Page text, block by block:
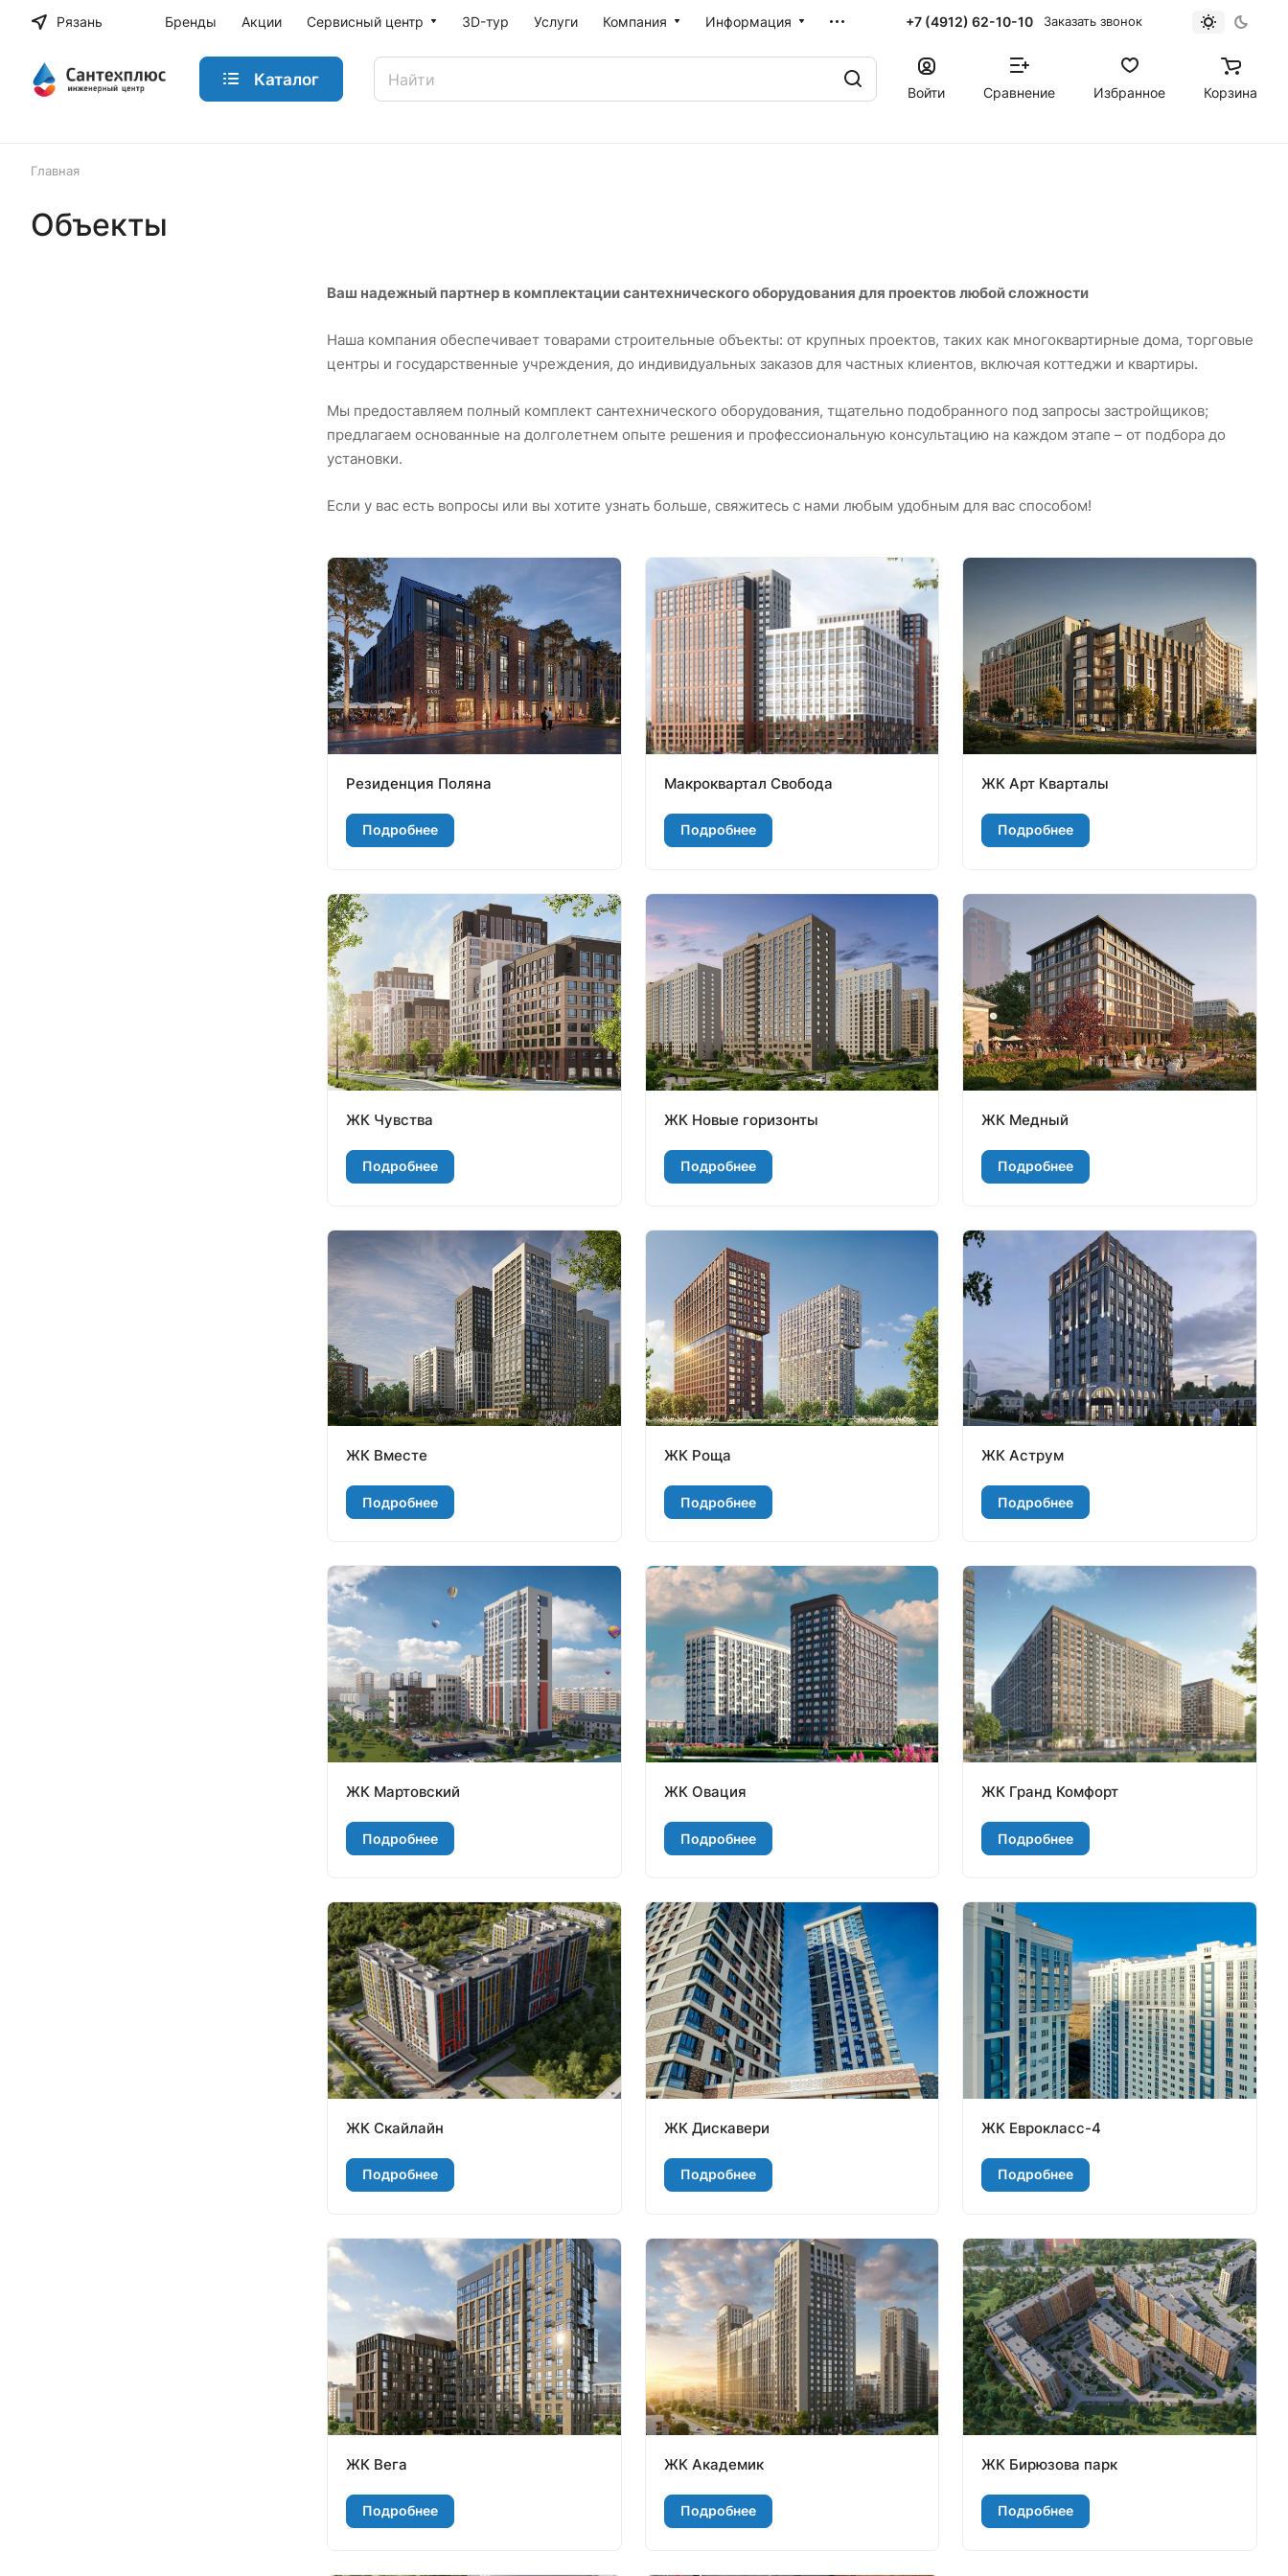
Рязань Бренды Акции Сервисный центр 3D-тур Услуги Компания Информация +7 (4912) 62-10-10 Заказать звонок
Каталог
Войти Сравнение Избранное Корзина
Главная
Объекты
Ваш надежный партнер в комплектации сантехнического оборудования для проектов любой сложности
Наша компания обеспечивает товарами строительные объекты: от крупных проектов, таких как многоквартирные дома, торговые
центры и государственные учреждения, до индивидуальных заказов для частных клиентов, включая коттеджи и квартиры.
Мы предоставляем полный комплект сантехнического оборудования, тщательно подобранного под запросы застройщиков;
предлагаем основанные на долголетнем опыте решения и профессиональную консультацию на каждом этапе – от подбора до
установки.
Если у вас есть вопросы или вы хотите узнать больше, свяжитесь с нами любым удобным для вас способом!
Резиденция Поляна
Подробнее
Макроквартал Свобода
Подробнее
ЖК Арт Кварталы
Подробнее
ЖК Чувства
Подробнее
ЖК Новые горизонты
Подробнее
ЖК Медный
Подробнее
ЖК Вместе
Подробнее
ЖК Роща
Подробнее
ЖК Аструм
Подробнее
ЖК Мартовский
Подробнее
ЖК Овация
Подробнее
ЖК Гранд Комфорт
Подробнее
ЖК Скайлайн
Подробнее
ЖК Дискавери
Подробнее
ЖК Еврокласс-4
Подробнее
ЖК Вега
Подробнее
ЖК Академик
Подробнее
ЖК Бирюзова парк
Подробнее